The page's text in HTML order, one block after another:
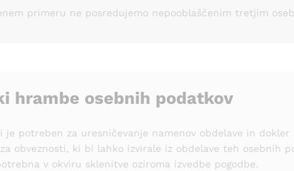
primeru ne posredujemo nepooblaščenim tretjim
hrambe osebnih podatkov
potreben za uresničevanje namenov obdelave in
obveznosti, ki bi lahko izvirale iz obdelave teh osebnih
v okviru sklenitve oziroma izvedbe pogodbe.